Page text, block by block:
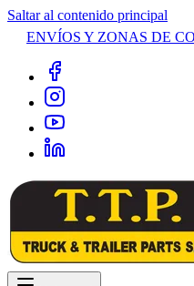
Saltar al contenido principal
ENVÍOS Y ZONAS DE